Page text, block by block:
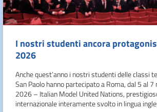
I nostri studenti ancora
2026
Anche quest’anno i nostri studenti delle classi
San Paolo hanno partecipato a Roma, dal 5 al 7
2026 – Italian Model United Nations,
internazionale interamente svolto in lingua